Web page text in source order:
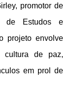
promotor de
de Estudos e
projeto envolve
cultura de paz,
em prol de